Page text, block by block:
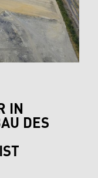
IN
DES